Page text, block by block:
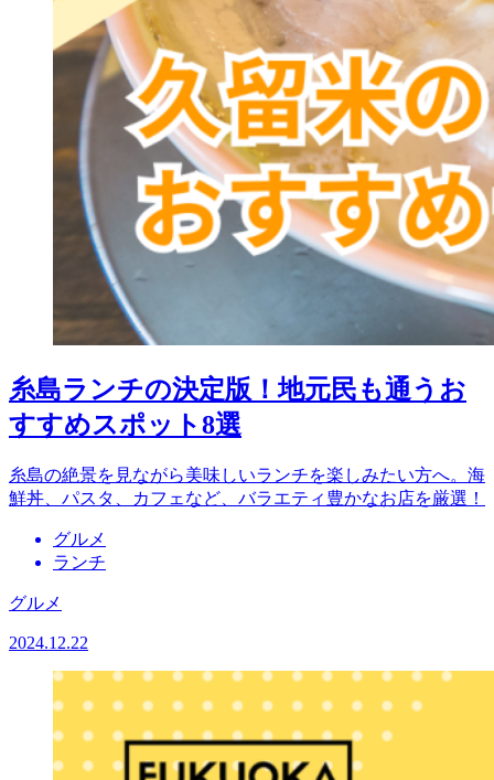
糸島ランチの決定版！地元民も通うお
すすめスポット8選
糸島の絶景を見ながら美味しいランチを楽しみたい方へ。海
鮮丼、パスタ、カフェなど、バラエティ豊かなお店を厳選！
グルメ
ランチ
グルメ
2024.12.22